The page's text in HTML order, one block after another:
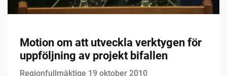
Motion om att utveckla verktygen för
uppföljning av projekt bifallen
Regionfullmäktige 19 oktober 2010